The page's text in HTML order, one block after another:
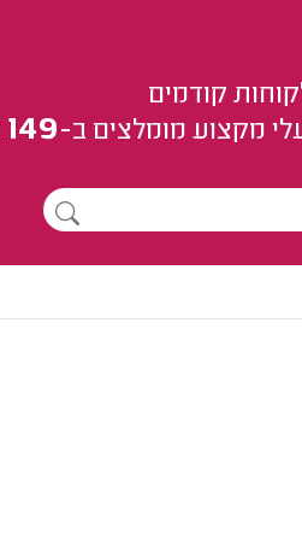
קודמים
מקצוע מומלצים ב-149